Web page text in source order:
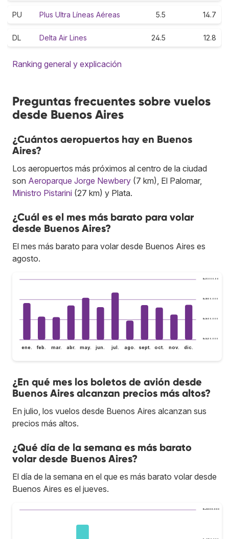
PU Plus Ultra Líneas Aéreas 5.5 14.7
DL Delta Air Lines 24.5 12.8
Ranking general y explicación
Preguntas frecuentes sobre vuelos
desde Buenos Aires
¿Cuántos aeropuertos hay en Buenos
Aires?
Los aeropuertos más próximos al centro de la ciudad
son Aeroparque Jorge Newbery (7 km), El Palomar,
Ministro Pistarini (27 km) y Plata.
¿Cuál es el mes más barato para volar
desde Buenos Aires?
El mes más barato para volar desde Buenos Aires es
agosto.
Bs.S400.000
Bs.S600.000
Bs.S800.000
Bs.S1.000.000
ene. feb. mar. abr. may. jun. jul. ago. sept. oct. nov. dic.
¿En qué mes los boletos de avión desde
Buenos Aires alcanzan precios más altos?
En julio, los vuelos desde Buenos Aires alcanzan sus
precios más altos.
¿Qué día de la semana es más barato
volar desde Buenos Aires?
El día de la semana en el que es más barato volar desde
Buenos Aires es el jueves.
Bs.S800.000